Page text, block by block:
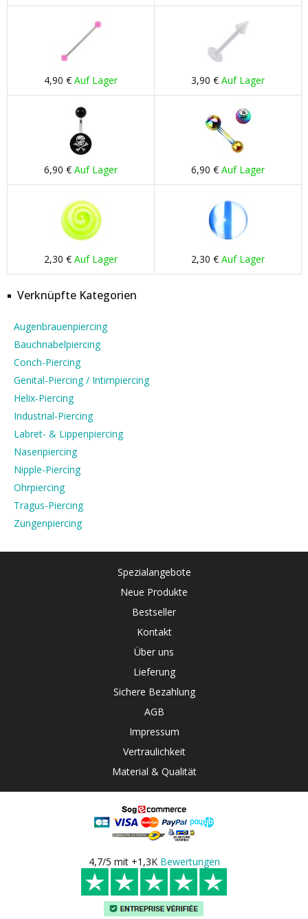
4,90 € Auf Lager 3,90 € Auf Lager
6,90 € Auf Lager 6,90 € Auf Lager
2,30 € Auf Lager 2,30 € Auf Lager
Verknüpfte Kategorien
Augenbrauenpiercing
Bauchnabelpiercing
Conch-Piercing
Genital-Piercing / Intimpiercing
Helix-Piercing
Industrial-Piercing
Labret- & Lippenpiercing
Nasenpiercing
Nipple-Piercing
Ohrpiercing
Tragus-Piercing
Zungenpiercing
Spezialangebote
Neue Produkte
Bestseller
Kontakt
Über uns
Lieferung
Sichere Bezahlung
AGB
Impressum
Vertraulichkeit
Material & Qualität
4,7/5 mit +1,3K Bewertungen